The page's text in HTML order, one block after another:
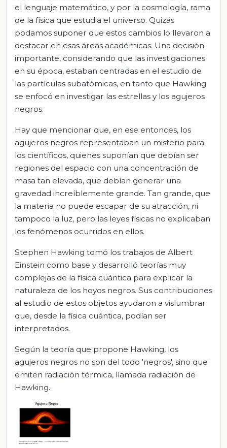
el lenguaje matemático, y por la cosmología, rama
de la física que estudia el universo. Quizás
podamos suponer que estos cambios lo llevaron a
destacar en esas áreas académicas. Una decisión
importante, considerando que las investigaciones
en su época, estaban centradas en el estudio de
las partículas subatómicas, en tanto que Hawking
se enfocó en investigar las estrellas y los agujeros
negros.
Hay que mencionar que, en ese entonces, los
agujeros negros representaban un misterio para
los científicos, quienes suponían que debían ser
regiones del espacio con una concentración de
masa tan elevada, que debían generar una
gravedad increíblemente grande. Tan grande, que
la materia no puede escapar de su atracción, ni
tampoco la luz, pero las leyes físicas no explicaban
los fenómenos ocurridos en ellos.
Stephen Hawking tomó los trabajos de Albert
Einstein como base y desarrolló teorías muy
complejas de la física cuántica para explicar la
naturaleza de los hoyos negros. Sus contribuciones
al estudio de estos objetos ayudaron a vislumbrar
que, desde la física cuántica, podían ser
interpretados.
Según la teoría que propone Hawking, los
agujeros negros no son del todo 'negros', sino que
emiten radiación térmica, llamada radiación de
Hawking.